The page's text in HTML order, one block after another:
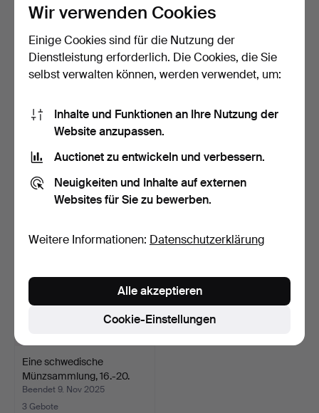
GEDENKMÜNZE, SEK 200
Geänderte Erbfolge, S…
Beendet 25. Jan 2026
43 USD
MEDAILLE, Gustav II Adolf,
Beendet 4. Dez 2025
32 USD
Eine schwedische
Münzsammlung, 16.-20.
Jah…
Beendet 9. Nov 2025
3 Gebote
Wir verwenden Cookies
Einige Cookies sind für die Nutzung der
Dienstleistung erforderlich. Die Cookies, die Sie
selbst verwalten können, werden verwendet, um:
Inhalte und Funktionen an Ihre Nutzung der
Website anzupassen.
Auctionet zu entwickeln und verbessern.
Neuigkeiten und Inhalte auf externen
Websites für Sie zu bewerben.
Weitere Informationen: Datenschutzerklärung
Cookie-Einstellungen
Alle akzeptieren